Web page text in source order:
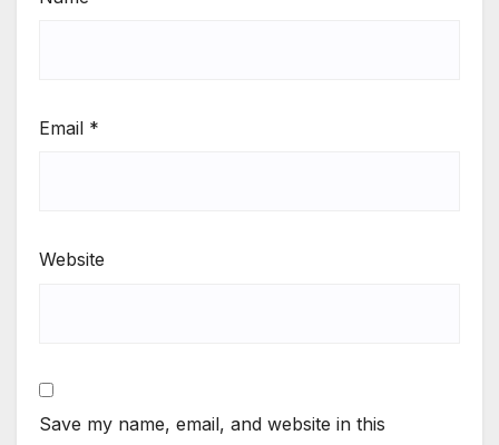
Email *
Website
Save my name, email, and website in this